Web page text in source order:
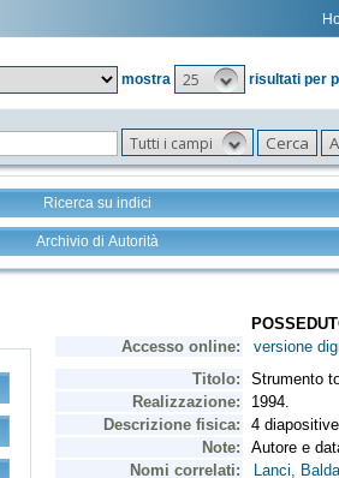
mostra
25 risultati per
Tutti i campi
Ricerca su indici
Archivio di Autorità